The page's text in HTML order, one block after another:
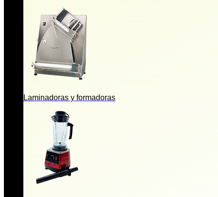
Laminadoras y formadoras